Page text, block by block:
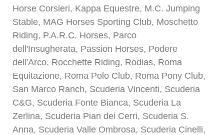
Horse Corsieri, Kappa Equestre, M.C. Jumping
Stable, MAG Horses Sporting Club, Moschetto
Riding, P.A.R.C. Horses, Parco
dell'Insugherata, Passion Horses, Podere
dell'Arco, Rocchette Riding, Rodias, Roma
Equitazione, Roma Polo Club, Roma Pony Club,
San Marco Ranch, Scuderia Vincenti, Scuderia
C&G, Scuderia Fonte Bianca, Scuderia La
Zerlina, Scuderia Pian dei Cerri, Scuderia S.
Anna, Scuderia Valle Ombrosa, Scuderia Cinelli,